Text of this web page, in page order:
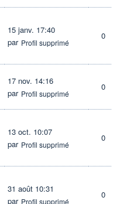
15 janv. 17:40
par Profil supprimé
0
17 nov. 14:16
par Profil supprimé
0
13 oct. 10:07
par Profil supprimé
0
31 août 10:31
par Profil supprimé
0